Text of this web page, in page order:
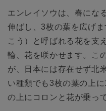
エンレイソウは、春にな
伸ばし、3枚の葉を広げ
こう）と呼ばれる花を支
輪、花を咲かせます。こ
が、日本には存在せず北
い種類でも3枚の葉の上
の上にコロンと花が乗っ